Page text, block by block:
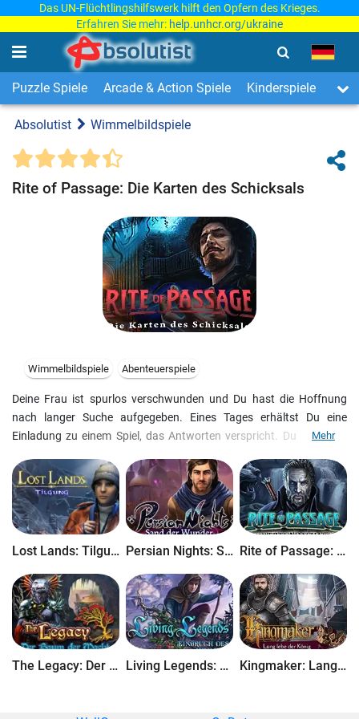
Das UN-Flüchtlingshilfswerk hilft den Opfern des Krieges.
Erfahren Sie mehr: help.unhcr.org/ukraine
Puzzle Spiele Arcade & Action Spiele Kinderspiele 3-
Absolutist Wimmelbildspiele
Rite of Passage: Die Karten des Schicksals
Wimmelbildspiele Abenteuerspiele
Deine Frau ist spurlos verschwunden und Du hast die Hoffnung
nach langer Suche aufgegeben. Eines Tages erhältst Du eine
Einladung zu einem Spiel, das Antworten verspricht. Du sagst zu,
haben kann. Setze Deine Karten weise ein und besiege das Biest,
das Dich auf Schritt und Tritt verfolgt. Wirst Du Deine Frau retten
können?
Dies ist eine exklusive Sammleredition voller Extras, die nicht in der
Standardedition enthalten sind.
Mehr
Lost Lands: Tilgung Persian Nights: Sand der Wunder Rite of Passage: Schwert und Schatten
The Legacy: Der Baum der Macht Living Legends: Einbruch des Himmels Kingmaker: Lang lebe der König